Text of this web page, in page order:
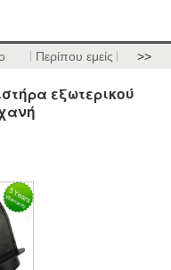
Περίπου εμείς >>
εξωτερικού